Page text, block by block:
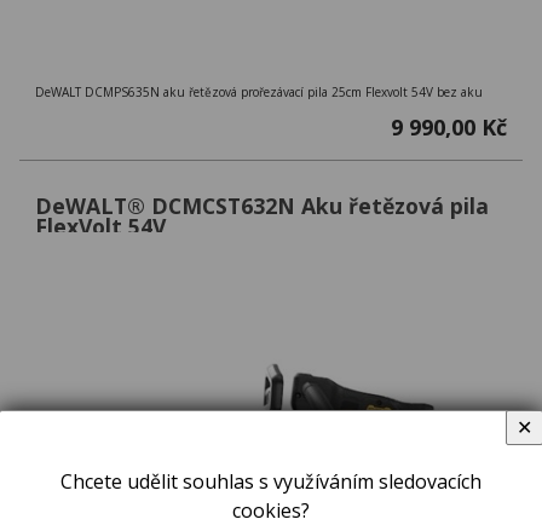
DeWALT DCMPS635N aku řetězová prořezávací pila 25cm Flexvolt 54V bez aku
9 990,00 Kč
DeWALT® DCMCST632N Aku řetězová pila
FlexVolt 54V
Chcete udělit souhlas s využíváním sledovacích
cookies?
✕